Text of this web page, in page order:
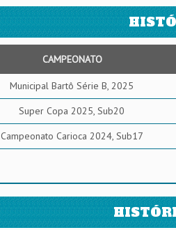
CAMPEONATO
Municipal Bartô Série B, 2025
Super Copa 2025, Sub20
Campeonato Carioca 2024, Sub17